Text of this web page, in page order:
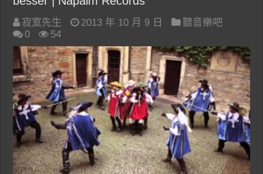
寂寞先生 2013 年 10 月 9 日
聽音樂吧
0
54